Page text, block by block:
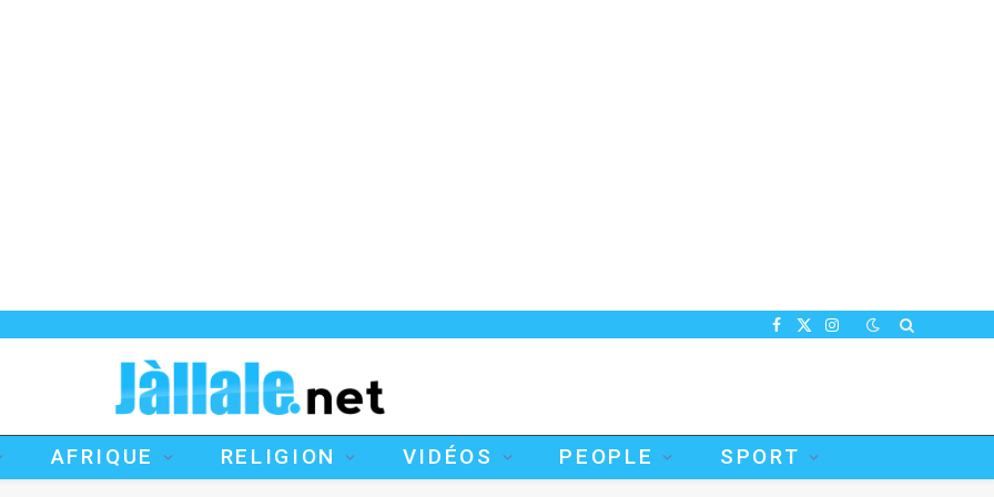
Facebook
X
Instagram
AFRIQUE RELIGION VIDÉOS PEOPLE SPORT